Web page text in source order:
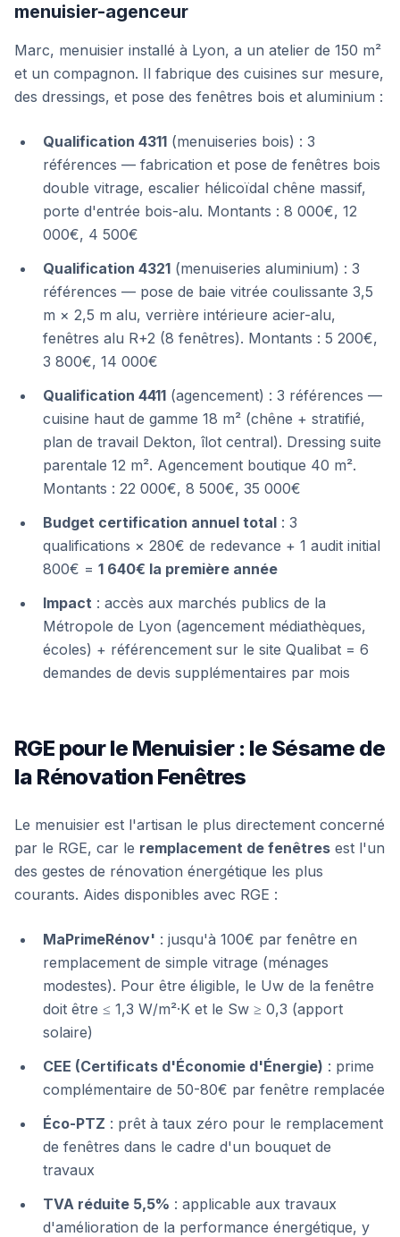
menuisier-agenceur
Marc, menuisier installé à Lyon, a un atelier de 150 m²
et un compagnon. Il fabrique des cuisines sur mesure,
des dressings, et pose des fenêtres bois et aluminium :
Qualification 4311 (menuiseries bois) : 3
références — fabrication et pose de fenêtres bois
double vitrage, escalier hélicoïdal chêne massif,
porte d'entrée bois-alu. Montants : 8 000€, 12
000€, 4 500€
Qualification 4321 (menuiseries aluminium) : 3
références — pose de baie vitrée coulissante 3,5
m × 2,5 m alu, verrière intérieure acier-alu,
fenêtres alu R+2 (8 fenêtres). Montants : 5 200€,
3 800€, 14 000€
Qualification 4411 (agencement) : 3 références —
cuisine haut de gamme 18 m² (chêne + stratifié,
plan de travail Dekton, îlot central). Dressing suite
parentale 12 m². Agencement boutique 40 m².
Montants : 22 000€, 8 500€, 35 000€
Budget certification annuel total : 3
qualifications × 280€ de redevance + 1 audit initial
800€ = 1 640€ la première année
Impact : accès aux marchés publics de la
Métropole de Lyon (agencement médiathèques,
écoles) + référencement sur le site Qualibat = 6
demandes de devis supplémentaires par mois
RGE pour le Menuisier : le Sésame de
la Rénovation Fenêtres
Le menuisier est l'artisan le plus directement concerné
par le RGE, car le remplacement de fenêtres est l'un
des gestes de rénovation énergétique les plus
courants. Aides disponibles avec RGE :
MaPrimeRénov' : jusqu'à 100€ par fenêtre en
remplacement de simple vitrage (ménages
modestes). Pour être éligible, le Uw de la fenêtre
doit être ≤ 1,3 W/m²·K et le Sw ≥ 0,3 (apport
solaire)
CEE (Certificats d'Économie d'Énergie) : prime
complémentaire de 50-80€ par fenêtre remplacée
Éco-PTZ : prêt à taux zéro pour le remplacement
de fenêtres dans le cadre d'un bouquet de
travaux
TVA réduite 5,5% : applicable aux travaux
d'amélioration de la performance énergétique, y